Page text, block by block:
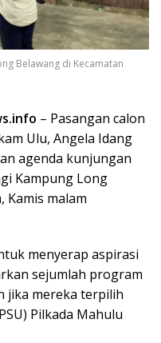
Belawang di Kecamatan
– Pasangan calon
Ulu, Angela Idang
agenda kunjungan
Kampung Long
Kamis malam
menyerap aspirasi
sejumlah program
jika mereka terpilih
Pilkada Mahulu